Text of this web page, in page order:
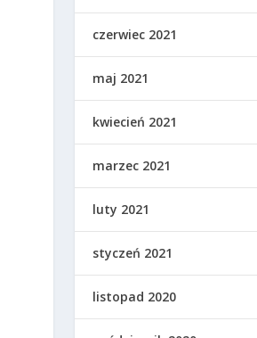
czerwiec 2021
maj 2021
kwiecień 2021
marzec 2021
luty 2021
styczeń 2021
listopad 2020